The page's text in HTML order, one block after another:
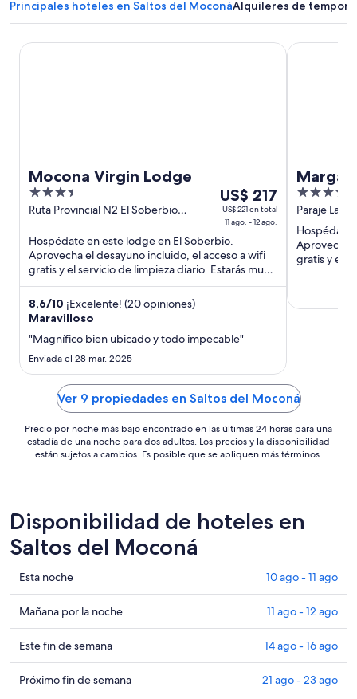
Principales hoteles en Saltos del MoconáAlquileres de
Mocona Virgin Lodge
3.5
out
5
Ruta Provincial N2 El Soberbio
Del
11
ago
al
12
ago,
noche
de
US$ 217
US$ 217
US$ 221 en total
11 ago. - 12 ago.
Hospédate en este lodge en El Soberbio.
Aprovecha el desayuno incluido, el acceso a wifi
gratis y el servicio de limpieza diario. Estarás muy
cerca de Salto ...
8,6/10 ¡Excelente! (20 opiniones)
Maravilloso
"Magnífico bien ubicado y todo impecable"
Enviada el 28 mar. 2025
Mocona Virgin Lodge
Margay
Lodge
4.5
out
of
5
Paraje La
Hospédate
Aprovecha
gratis y el
Margay -
Ver 9 propiedades en Saltos del Moconá
Precio por noche más bajo encontrado en las últimas 24 horas para una
estadía de una noche para dos adultos. Los precios y la disponibilidad
están sujetos a cambios. Es posible que se apliquen más términos.
Disponibilidad de hoteles en
Saltos del Moconá
Ver
precios
de
propiedades
en
Saltos
del
Esta noche 10 ago - 11 ago
Ver
precios
de
propiedades
en
Mañana por la noche 11 ago - 12 ago
Ver
precios
de
Este fin de semana 14 ago - 16 ago
Ver
Próximo fin de semana 21 ago - 23 ago